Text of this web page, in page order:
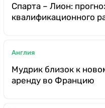
Спарта – Лион:
квалификационного
Англия
Мудрик близок к
аренду во Францию